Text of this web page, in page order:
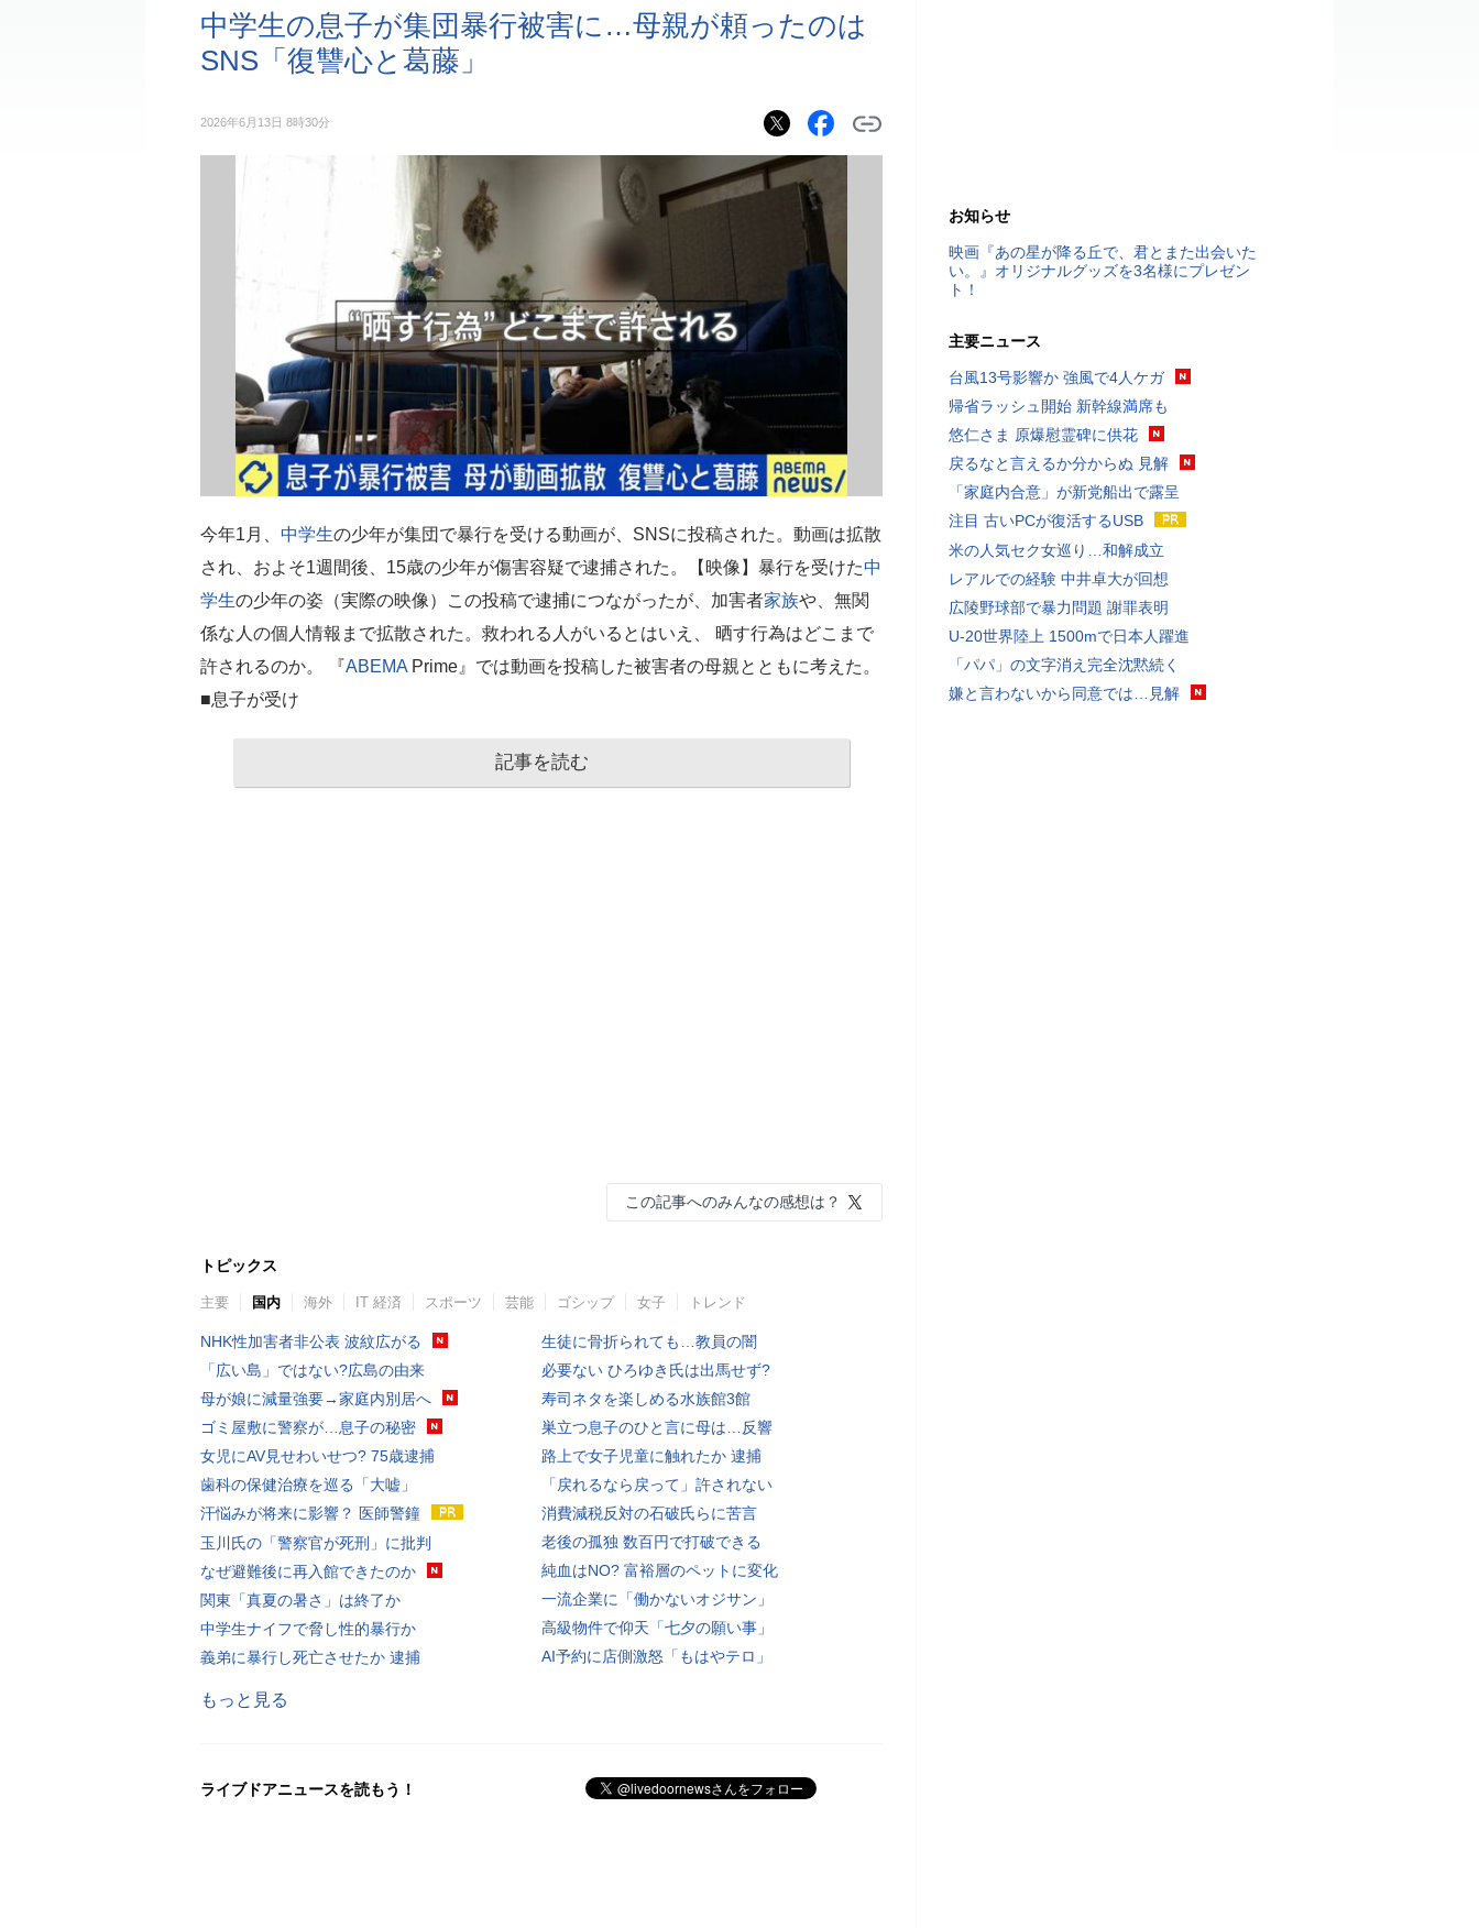
中学生の息子が集団暴行被害に…母親が頼ったのは
SNS「復讐心と葛藤」
2026年6月13日 8時30分
今年1月、 中学生の少年が集団で暴行を受ける動画が、SNSに投稿された。動画は拡散
され、およそ1週間後、15歳の少年が傷害容疑で逮捕された。【映像】暴行を受けた中
学生の少年の姿（実際の映像）この投稿で逮捕につながったが、加害者家族や、無関
係な人の個人情報まで拡散された。救われる人がいるとはいえ、 晒す行為はどこまで
許されるのか。 『ABEMA Prime』では動画を投稿した被害者の母親とともに考えた。
■息子が受け
記事を読む
この記事へのみんなの感想は？
トピックス
主要 国内 海外 IT 経済 スポーツ 芸能 ゴシップ 女子 トレンド
NHK性加害者非公表 波紋広がる
「広い島」ではない?広島の由来
母が娘に減量強要→家庭内別居へ
ゴミ屋敷に警察が…息子の秘密
女児にAV見せわいせつ? 75歳逮捕
歯科の保健治療を巡る「大嘘」
汗悩みが将来に影響？ 医師警鐘
玉川氏の「警察官が死刑」に批判
なぜ避難後に再入館できたのか
関東「真夏の暑さ」は終了か
中学生ナイフで脅し性的暴行か
義弟に暴行し死亡させたか 逮捕
生徒に骨折られても…教員の闇
必要ない ひろゆき氏は出馬せず?
寿司ネタを楽しめる水族館3館
巣立つ息子のひと言に母は…反響
路上で女子児童に触れたか 逮捕
「戻れるなら戻って」許されない
消費減税反対の石破氏らに苦言
老後の孤独 数百円で打破できる
純血はNO? 富裕層のペットに変化
一流企業に「働かないオジサン」
高級物件で仰天「七夕の願い事」
AI予約に店側激怒「もはやテロ」
もっと見る
ライブドアニュースを読もう！
お知らせ
映画『あの星が降る丘で、君とまた出会いた
い。』オリジナルグッズを3名様にプレゼン
ト！
主要ニュース
台風13号影響か 強風で4人ケガ
帰省ラッシュ開始 新幹線満席も
悠仁さま 原爆慰霊碑に供花
戻るなと言えるか分からぬ 見解
「家庭内合意」が新党船出で露呈
注目 古いPCが復活するUSB
米の人気セク女巡り…和解成立
レアルでの経験 中井卓大が回想
広陵野球部で暴力問題 謝罪表明
U-20世界陸上 1500mで日本人躍進
「パパ」の文字消え完全沈黙続く
嫌と言わないから同意では…見解